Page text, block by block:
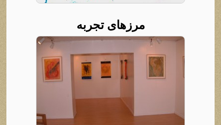
مرزهای تجربه